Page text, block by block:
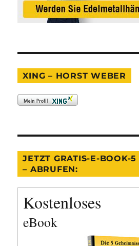
XING – HORST WEBER
JETZT GRATIS-E-BOOK-5
– ABRUFEN:
Kostenloses
eBook